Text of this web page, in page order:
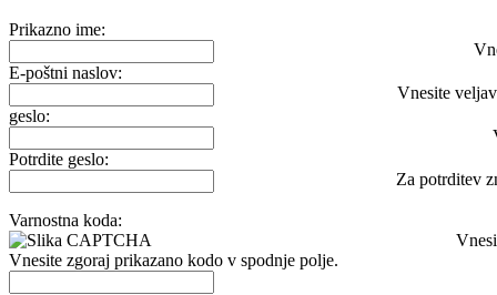
Prikazno ime:
E-poštni naslov:
Vnesite
geslo:
Potrdite geslo:
Za potrditev
Varnostna koda:
Vnesite zgoraj prikazano kodo v spodnje polje.